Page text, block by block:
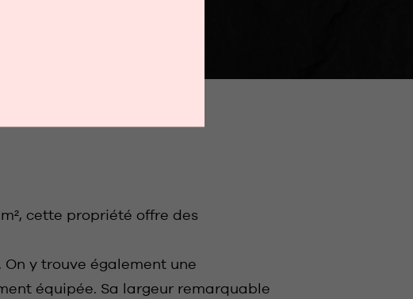
cette propriété offre des
y trouve également une
équipée. Sa largeur remarquable